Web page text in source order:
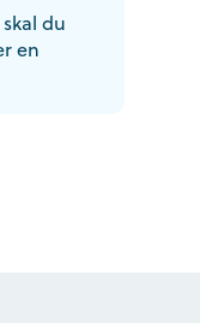
du
en